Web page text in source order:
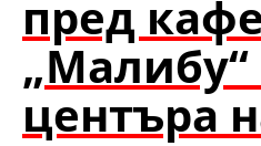
пред
„Малибу“
центъра